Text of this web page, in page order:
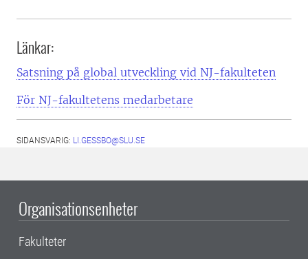
Länkar:
Satsning på global utveckling vid NJ-fakulteten
För NJ-fakultetens medarbetare
SIDANSVARIG: LI.GESSBO@SLU.SE
Organisationsenheter
Fakulteter